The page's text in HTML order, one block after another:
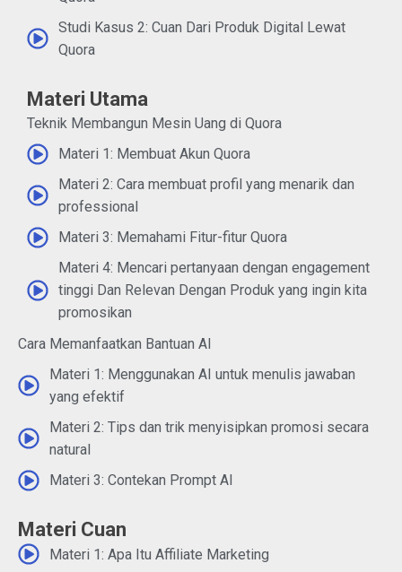
Studi Kasus 2: Cuan Dari Produk Digital Lewat
Quora
Materi Utama
Teknik Membangun Mesin Uang di Quora
Materi 1: Membuat Akun Quora
Materi 2: Cara membuat profil yang menarik dan
professional
Materi 3: Memahami Fitur-fitur Quora
Materi 4: Mencari pertanyaan dengan engagement
tinggi Dan Relevan Dengan Produk yang ingin kita
promosikan
Cara Memanfaatkan Bantuan AI
Materi 1: Menggunakan AI untuk menulis jawaban
yang efektif
Materi 2: Tips dan trik menyisipkan promosi secara
natural
Materi 3: Contekan Prompt AI
Materi Cuan
Materi 1: Apa Itu Affiliate Marketing